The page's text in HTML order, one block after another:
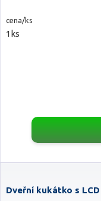
cena/ks
1ks
Dveřní kukátko s